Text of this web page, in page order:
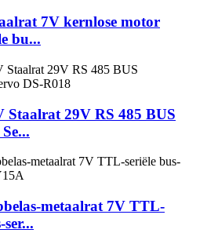
7V kernlose motor
bu...
Staalrat 29V RS 485 BUS
metaalrat 7V TTL-
ser...